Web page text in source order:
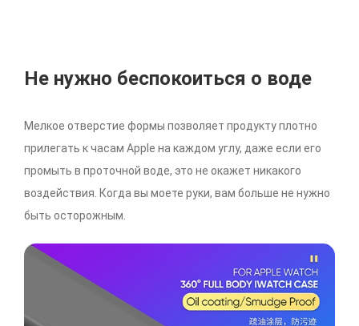
Не нужно беспокоиться о воде
Мелкое отверстие формы позволяет продукту плотно
прилегать к часам Apple на каждом углу, даже если его
промыть в проточной воде, это не окажет никакого
воздействия. Когда вы моете руки, вам больше не нужно
быть осторожным.